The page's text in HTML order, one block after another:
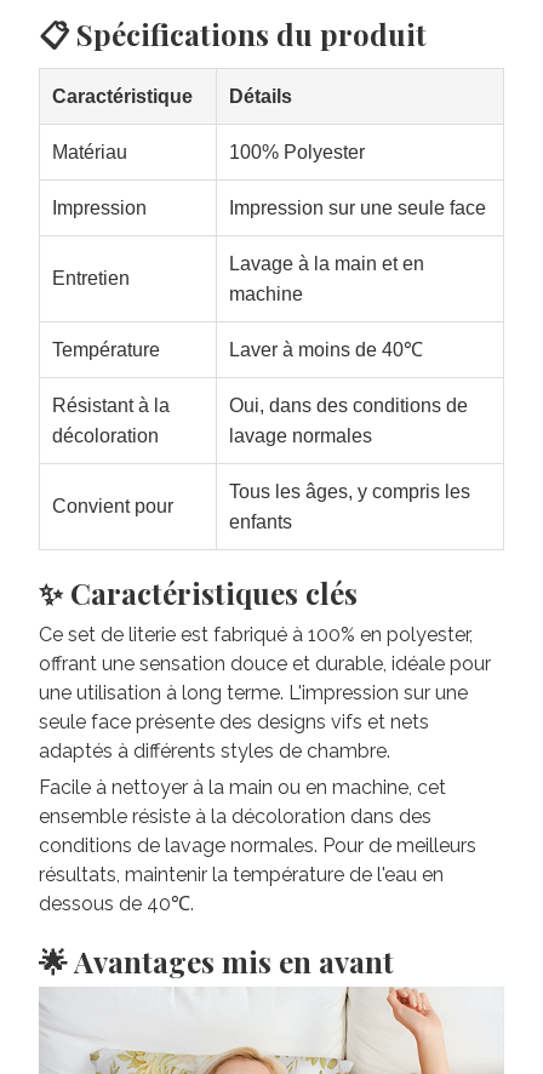
Matériau 100% Polyester
Impression Impression sur une seule face
Lavage à la main et en
machine
Température Laver à moins de 40℃
décoloration
Oui, dans des conditions de
lavage normales
Convient pour
Tous les âges, y compris les
enfants
✨ Caractéristiques clés
Ce set de literie est fabriqué à 100% en polyester,
offrant une sensation douce et durable, idéale pour
une utilisation à long terme. L'impression sur une
seule face présente des designs vifs et nets
adaptés à différents styles de chambre.
Facile à nettoyer à la main ou en machine, cet
ensemble résiste à la décoloration dans des
conditions de lavage normales. Pour de meilleurs
résultats, maintenir la température de l'eau en
dessous de 40℃.
🌟 Avantages mis en avant